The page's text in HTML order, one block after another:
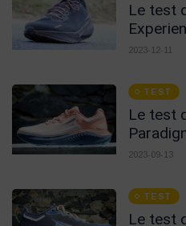
Le test
!2023-12-11
TEST
Le test
pour le
2023-09-13
TEST
Le test